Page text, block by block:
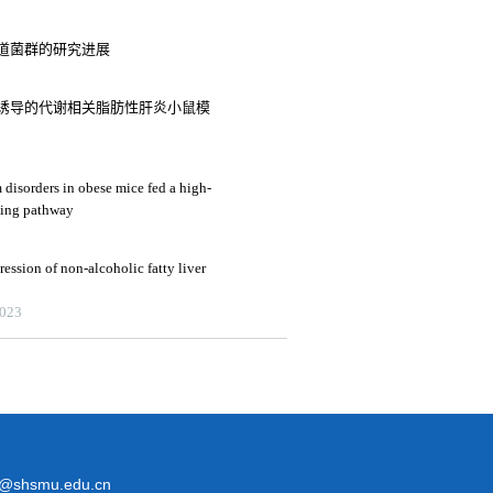
菌群的研究进展
导的代谢相关脂肪性肝炎小鼠模
in obese mice fed a high-
pathway
of non-alcoholic fatty liver